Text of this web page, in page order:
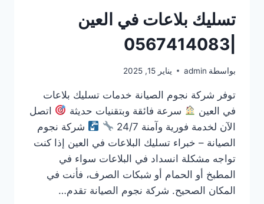
تسليك بلاعات في العين
بواسطة admin يناير 15, 2025
توفر شركة نجوم الصيانة خدمات تسليك بلاعات
في العين
سرعة فائقة وبتقنيات حديثة
اتصل
الآن لخدمة فورية وآمنة 24/7
شركة نجوم
الصيانة – خبراء تسليك البلاعات في العين إذا كنت
تواجه مشكلة انسداد في البلاعات سواء في
المطبخ أو الحمام أو شبكات الصرف، فأنت في
المكان الصحيح. شركة نجوم الصيانة تقدم…